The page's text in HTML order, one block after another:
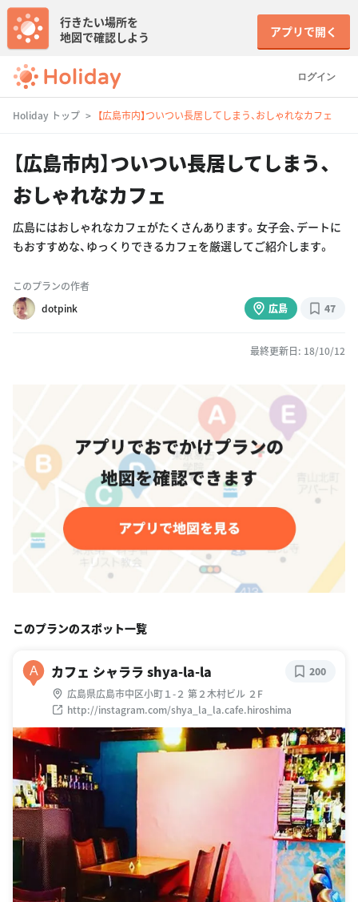
ログイン
行きたい場所を
地図で確認しよう
アプリで開く
Holiday トップ 【広島市内】ついつい長居してしまう、おしゃれなカフェ
【広島市内】ついつい長居してしまう、
おしゃれなカフェ
広島にはおしゃれなカフェがたくさんあります。女子会、デートに
もおすすめな、ゆっくりできるカフェを厳選してご紹介します。
このプランの作者
dotpink
広島 47
最終更新日: 18/10/12
このプランのスポット一覧
A カフェ シャララ shya-la-la
広島県広島市中区小町１-２ 第２木村ビル ２F
http://instagram.com/shya_la_la.cafe.hiroshima
200